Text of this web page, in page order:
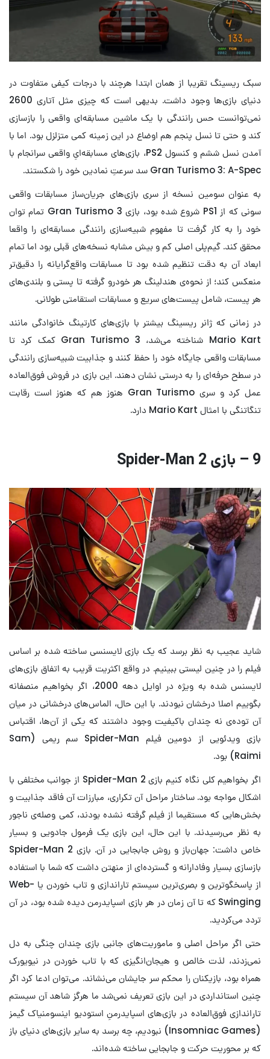
سبک ریسینگ تقریبا از همان ابتدا هرچند با درجات کیفی متفاوت در
دنیای بازی‌ها وجود داشت. بدیهی است که چیزی مثل آتاری 2600
نمی‌توانست حس رانندگی با یک ماشین مسابقه‌ای واقعی را بازسازی
کند و حتی تا نسل پنجم هم اوضاع در این زمینه کمی متزلزل بود. اما با
آمدن نسل ششم و کنسول PS2، بازی‌های مسابقه‌ایِ واقعی سرانجام با
Gran Turismo 3: A-Spec سد سرعتِ نمادین خود را شکستند.
به عنوان سومین نسخه از سری بازی‌های جریان‌ساز مسابقات واقعی
سونی که از PS1 شروع شده بود، بازی Gran Turismo 3 تمام توان
خود را به کار گرفت تا مفهوم شبیه‌سازی رانندگی مسابقه‌ای را واقعا
محقق کند. گیم‌پلی اصلی کم ‌و بیش مشابه نسخه‌های قبلی بود اما تمام
ابعاد آن به دقت تنظیم شده بود تا مسابقات واقع‌گرایانه را دقیق‌تر
منعکس کند؛ از نحوه‌ی هندلینگ هر خودرو گرفته تا پستی و بلندی‌های
هر پیست، شامل پیست‌های سریع و مسابقات استقامتی طولانی.
در زمانی که ژانر ریسینگ بیشتر با بازی‌های کارتینگ خانوادگی مانند
Mario Kart شناخته می‌شد، Gran Turismo 3 کمک کرد تا
مسابقات واقعی جایگاه خود را حفظ کنند و جذابیت شبیه‌سازی رانندگی
در سطح حرفه‌ای را به درستی نشان دهند. این بازی در فروش فوق‌العاده
عمل کرد و سری Gran Turismo هنوز هم که هنوز است رقابت
تنگاتنگی با امثال Mario Kart دارد.
9 – بازی Spider-Man 2
شاید عجیب به نظر برسد که یک بازی لایسنسی ساخته شده بر اساس
فیلم را در چنین لیستی ببینیم. در واقع اکثریت قریب به اتفاق بازی‌های
لایسنس شده به ‌ویژه در اوایل دهه 2000، اگر بخواهیم منصفانه
بگوییم اصلا درخشان نبودند. با این حال، الماس‌های درخشانی در میان
آن توده‌ی نه‌ چندان باکیفیت وجود داشتند که یکی از آن‌ها، اقتباس
بازی ویدئویی از دومین فیلم Spider-Man سم ریمی (Sam
Raimi) بود.
اگر بخواهیم کلی نگاه کنیم بازی Spider-Man 2 از جوانب مختلفی با
اشکال مواجه بود. ساختار مراحل آن تکراری، مبارزات آن فاقد جذابیت و
بخش‌هایی که مستقیما از فیلم گرفته نشده بودند، کمی وصله‌ی ناجور
به نظر می‌رسیدند. با این حال، این بازی یک فرمول جادویی و بسیار
خاص داشت: جهان‌باز و روش جابجایی در آن. بازی Spider-Man 2
بازسازی بسیار وفادارانه و گسترده‌ای از منهتن داشت که شما با استفاده
از پاسخگوترین و بصری‌ترین سیستم تار‌اندازی و تاب خوردن یا Web-
Swinging که تا آن زمان در هر بازی اسپایدرمن دیده شده بود، در آن
تردد می‌کردید.
حتی اگر مراحل اصلی و ماموریت‌های جانبی بازی چندان چنگی به دل
نمی‌زدند، لذت خالص و هیجان‌انگیزی که با تاب خوردن در نیویورک
همراه بود، بازیکنان را محکم سر جایشان می‌نشاند. می‌توان ادعا کرد اگر
چنین استانداردی در این بازی تعریف نمی‌شد ما هرگز شاهد آن سیستم
تار‌اندازی فوق‌العاده در بازی‌های اسپایدرمنِ استودیو اینسومنیاک گیمز
(Insomniac Games) نبودیم، چه برسد به سایر بازی‌های دنیای باز
که بر محوریت حرکت و جابجایی ساخته شده‌اند.